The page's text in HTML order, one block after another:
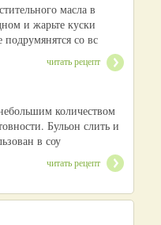
масла в
и жарьте куски
со вс
читать рецепт
количеством
Бульон слить и
в соу
читать рецепт